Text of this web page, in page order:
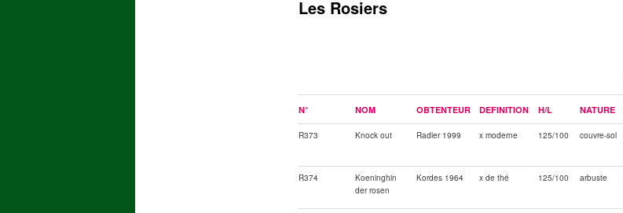
Les Rosiers
N° NOM OBTENTEUR DEFINITION H/L NATURE
R373 Knock out Radler 1999 x moderne 125/100 couvre-sol
R374
Koeninghin
der rosen
Kordes 1964 x de thé 125/100 arbuste